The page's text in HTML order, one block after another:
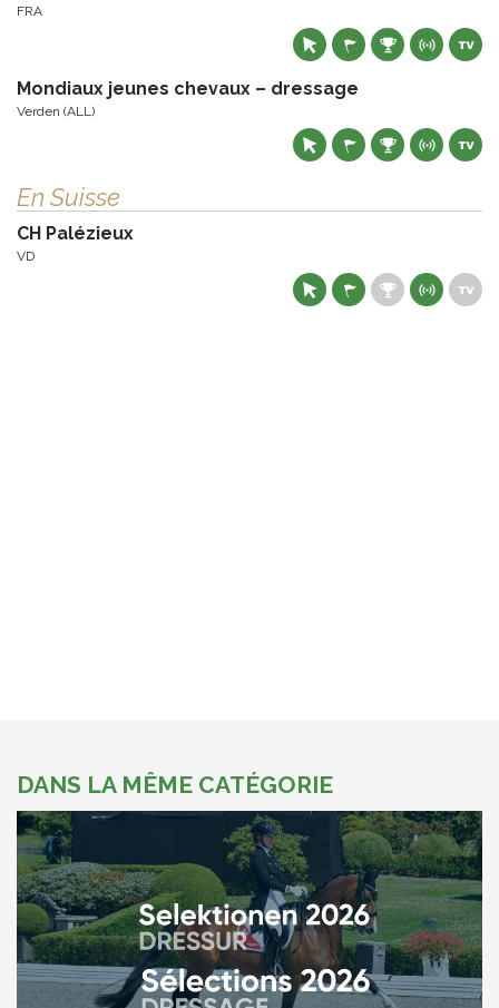
FRA
Mondiaux jeunes chevaux – dressage
Verden (ALL)
En Suisse
CH Palézieux
VD
DANS LA MÊME CATÉGORIE